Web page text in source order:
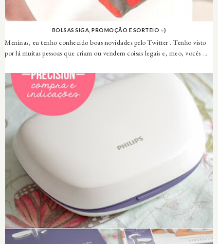
BOLSAS SIGA, PROMOÇÃO E SORTEIO =)
Meninas, eu tenho conhecido boas novidades pelo Twitter . Tenho visto
por lá muitas pessoas que criam ou vendem coisas legais e, meo, vocês ...